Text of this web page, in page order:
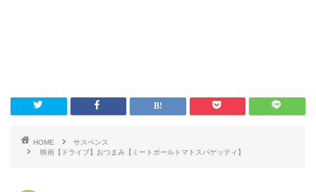
HOME
サスペンス
映画【ドライブ】おつまみ【ミートボールトマトスパゲッティ】